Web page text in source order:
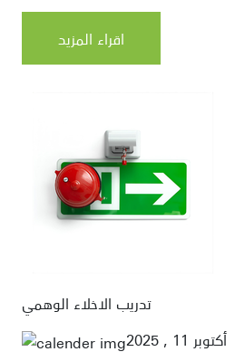
اقراء المزيد
تدريب الاخلاء الوهمي
أكتوبر 11 , 2025